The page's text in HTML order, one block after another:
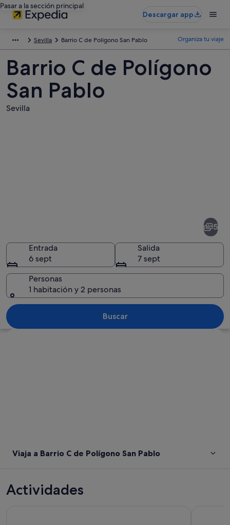
Pasar a la sección principal
Descargar app
Sevilla Barrio C de Polígono San Pablo Organiza tu viaje
Barrio C de Polígono
San Pablo
Sevilla
de
Polígono
San
Pablo
Un paisaje urbano con un llamativo
5
Entrada
6 sept
Salida
7 sept
Personas
1 habitación y 2 personas
Buscar
Viaja a Barrio C de Polígono San Pablo
Actividades